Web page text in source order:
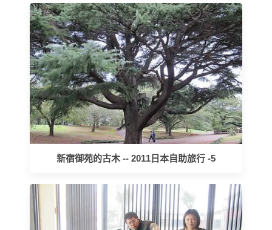
新宿御苑的古木 -- 2011日本自助旅行 -5